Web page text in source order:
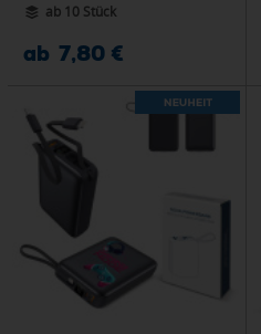
ab 10 Stück
ab 7,80 €